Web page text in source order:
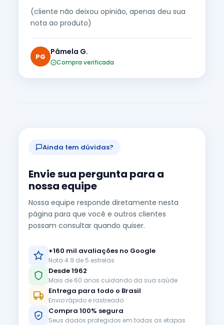
(cliente não deixou opinião, apenas deu sua
nota ao produto)
PG
Pâmela G.
Compra verificada
Ainda tem dúvidas?
Envie sua pergunta para a
nossa equipe
Nossa equipe responde diretamente nesta
página para que você e outros clientes
possam consultar quando quiser.
+160 mil avaliações no Google
Nota 4.9 de 5 estrelas
Desde 1962
Mais de 60 anos cuidando da sua saúde
Entrega para todo o Brasil
Envio rápido e rastreado
Compra 100% segura
Seus dados protegidos em todas as etapas